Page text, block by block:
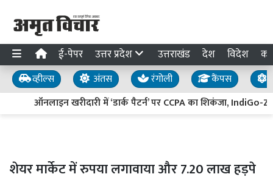
ई-पेपर उत्तर प्रदेश उत्तराखंड देश विदेश
व्हील्स अंतस रंगोली कैंपस
ऑनलाइन खरीदारी में ‘डार्क पैटर्न’ पर CCPA का शिकंजा, IndiGo-
शेयर मार्केट में रुपया लगावाया और 7.20 लाख हड़पे